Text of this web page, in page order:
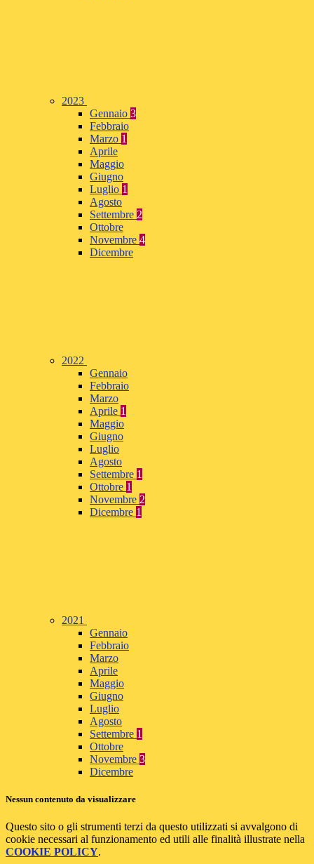
2023
Gennaio 3
Febbraio
Marzo 1
Aprile
Maggio
Giugno
Luglio 1
Agosto
Settembre 2
Ottobre
Novembre 4
Dicembre
2022
Gennaio
Febbraio
Marzo
Aprile 1
Maggio
Giugno
Luglio
Agosto
Settembre 1
Ottobre 1
Novembre 2
Dicembre 1
2021
Gennaio
Febbraio
Marzo
Aprile
Maggio
Giugno
Luglio
Agosto
Settembre 1
Ottobre
Novembre 3
Dicembre
Nessun contenuto da visualizzare
Questo sito o gli strumenti terzi da questo utilizzati si avvalgono di
cookie necessari al funzionamento ed utili alle finalità illustrate nella
COOKIE POLICY.